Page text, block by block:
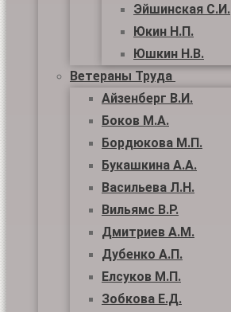
Эйшинская С.И.
Юкин Н.П.
Юшкин Н.В.
Ветераны Труда
Айзенберг В.И.
Боков М.А.
Бордюкова М.П.
Букашкина А.А.
Васильева Л.Н.
Вильямс В.Р.
Дмитриев А.М.
Дубенко А.П.
Елсуков М.П.
Зобкова Е.Д.